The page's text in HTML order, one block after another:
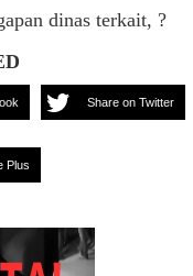
dinas terkait, ?
Share on Twitter
Plus